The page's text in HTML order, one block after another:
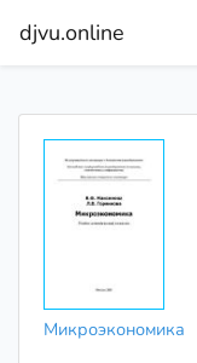
djvu.online
Микроэкономика